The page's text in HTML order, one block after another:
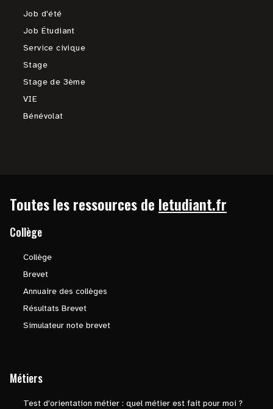
Job d'été
Job Étudiant
Service civique
Stage
Stage de 3ème
VIE
Bénévolat
Toutes les ressources de letudiant.fr
Collège
Collège
Brevet
Annuaire des collèges
Résultats Brevet
Simulateur note brevet
Métiers
Test d'orientation métier : quel métier est fait pour moi ?